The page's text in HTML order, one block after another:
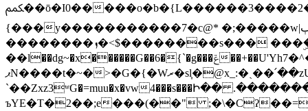
ﶻ��ō�I0�����o�b�{L������3����2�O.z���/�O�g��]i�j��3�u�̨S;�ܳ��������kژ�|p���Io�P,
{���y�����������7�c@* �;�����w|ٻ����<-�'����Kg�g�[�k�)ܹ�X?���f��tz�������˝.8[����v��������W��
��������ܙ�<$��������s��� ���ۣ����e��7;'�Sc����ߋvf������g�2ޓ�?
��l��dg~�x������G��6�{`�g���ݝ��+��U'Yh7�^�8'�o��|�r�x����q��1�g������i����i4���M�z��[}
ޕN����t�~�>�G�{�Wރ�sl̞�@x_:�ˏ��՛��zU;wk�F�m�q}{��7�o������y�ϟ�:�������
`��Zxz3ʷG�=muu�x�vw4���s���Ի��
ъYE�T�2��;e���(��"